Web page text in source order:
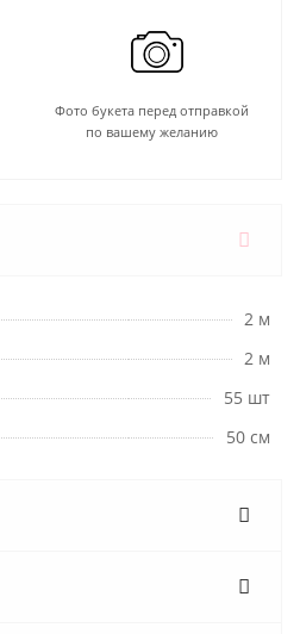
Фото букета перед отправкой
по вашему желанию
2 м
2 м
55 шт
50 см